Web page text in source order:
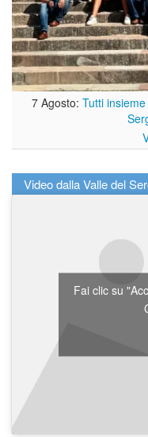
7 Agosto: Tutti
Video dalla Valle del
Fai clic su